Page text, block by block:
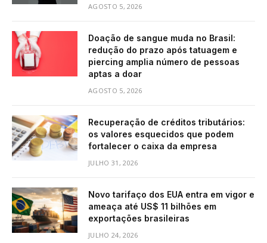
AGOSTO 5, 2026
Doação de sangue muda no Brasil:
redução do prazo após tatuagem e
piercing amplia número de pessoas
aptas a doar
AGOSTO 5, 2026
Recuperação de créditos tributários:
os valores esquecidos que podem
fortalecer o caixa da empresa
JULHO 31, 2026
Novo tarifaço dos EUA entra em vigor e
ameaça até US$ 11 bilhões em
exportações brasileiras
JULHO 24, 2026